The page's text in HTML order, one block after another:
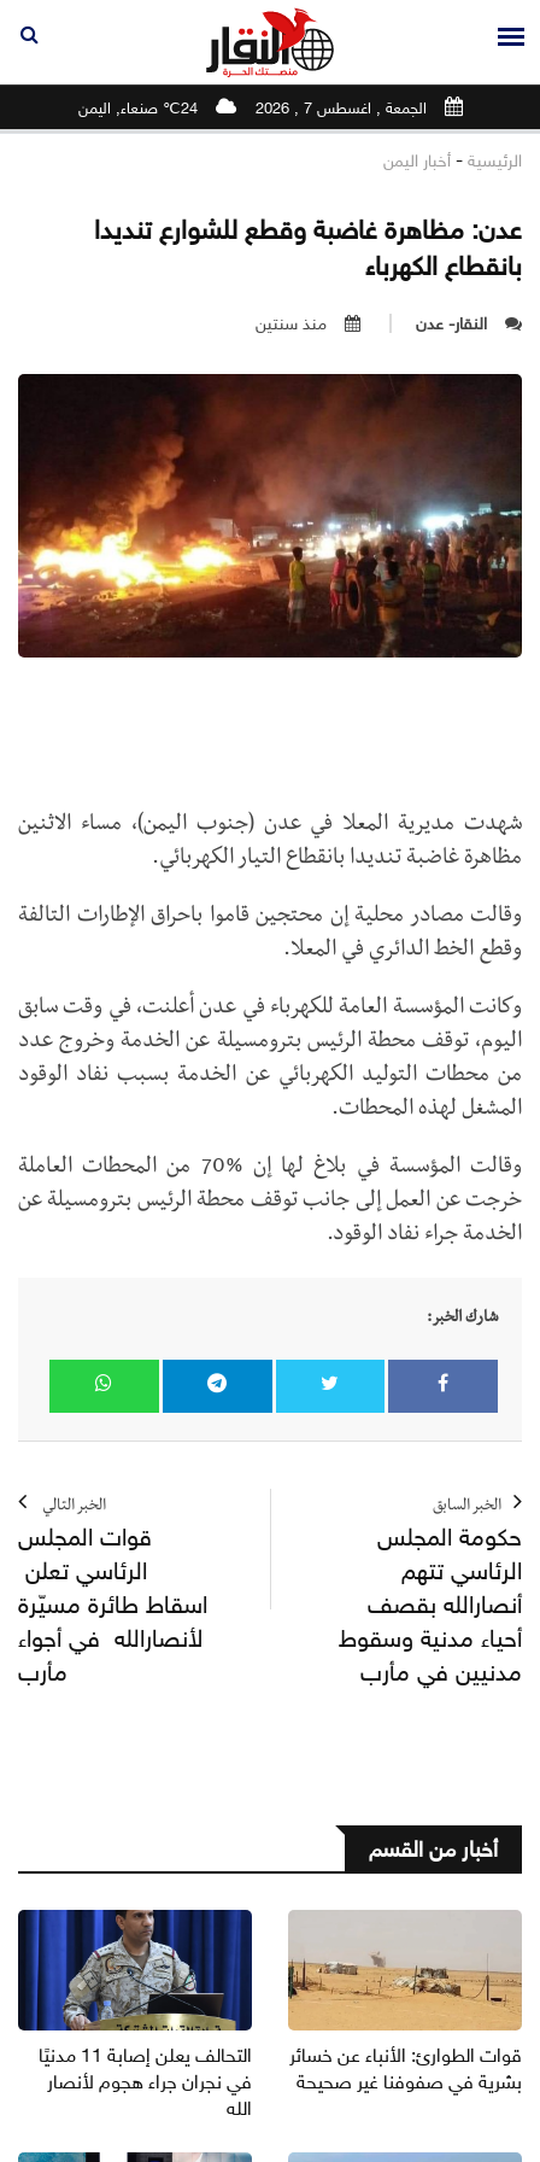
الجمعة , اغسطس 7 , 2026 24℃ صنعاء, اليمن
الرئيسية - أخبار اليمن
عدن: مظاهرة غاضبة وقطع للشوارع تنديدا
بانقطاع الكهرباء
النقار- عدن منذ سنتين
شهدت مديرية المعلا في عدن (جنوب اليمن)، مساء الاثنين
مظاهرة غاضبة تنديدا بانقطاع التيار الكهربائي.
وقالت مصادر محلية إن محتجين قاموا باحراق الإطارات التالفة
وقطع الخط الدائري في المعلا.
وكانت المؤسسة العامة للكهرباء في عدن أعلنت، في وقت سابق
اليوم، توقف محطة الرئيس بترومسيلة عن الخدمة وخروج عدد
من محطات التوليد الكهربائي عن الخدمة بسبب نفاد الوقود
المشغل لهذه المحطات.
وقالت المؤسسة في بلاغ لها إن 70‎%‎ من المحطات العاملة
خرجت عن العمل إلى جانب توقف محطة الرئيس بترومسيلة عن
الخدمة جراء نفاد الوقود.
شارك الخبر:
الخبر السابق
حكومة المجلس
الرئاسي تتهم
أنصارالله بقصف
أحياء مدنية وسقوط
مدنيين في مأرب
الخبر التالي
قوات المجلس
الرئاسي تعلن
اسقاط طائرة مسيّرة
لأنصارالله في أجواء
مأرب
أخبار من القسم
قوات الطوارئ: الأنباء عن خسائر
بشرية في صفوفنا غير صحيحة
التحالف يعلن إصابة 11 مدنيًا
في نجران جراء هجوم لأنصار
الله